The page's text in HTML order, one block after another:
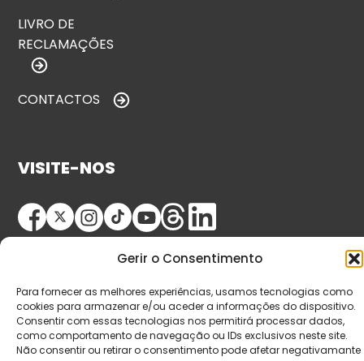
Gerir o Consentimento
Para fornecer as melhores experiências, usamos tecnologias como
cookies para armazenar e/ou aceder a informações do dispositivo.
Consentir com essas tecnologias nos permitirá processar dados,
como comportamento de navegação ou IDs exclusivos neste site.
Não consentir ou retirar o consentimento pode afetar negativamante
LIVRO DE
RECLAMAÇÕES
CONTACTOS
VISITE-NOS
© Copyright 2026 Saída de Emergência. Todos os
direitos reservados.